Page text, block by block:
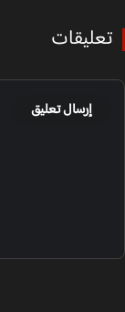
إرسال تعليق